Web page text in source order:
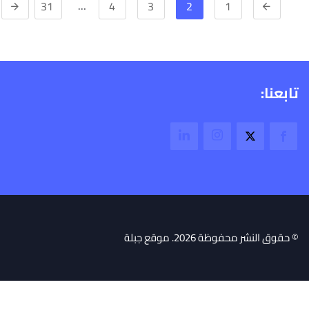
1
2
3
4
…
31
تابعنا:
© حقوق النشر محفوظة 2026. موقع جبلة